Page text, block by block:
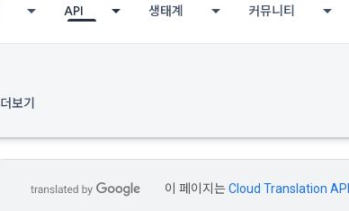
API 생태계 커뮤니티
더보기
이 페이지는Cloud Translation API